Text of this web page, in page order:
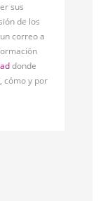
sus
de los
correo a
donde
cómo y por